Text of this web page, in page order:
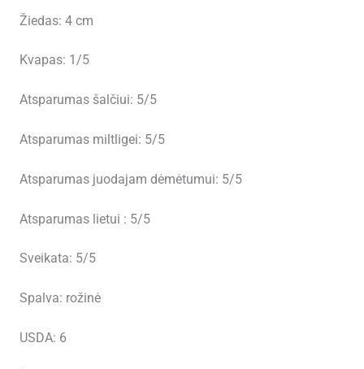
Žiedas: 4 cm
Kvapas: 1/5
Atsparumas šalčiui: 5/5
Atsparumas miltligei: 5/5
Atsparumas juodajam dėmėtumui: 5/5
Atsparumas lietui : 5/5
Sveikata: 5/5
Spalva: rožinė
USDA: 6